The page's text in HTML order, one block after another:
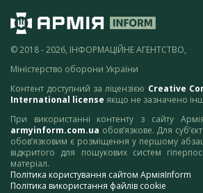
© 2018 - 2026, ІНФОРМАЦІЙНЕ АГЕНТСТВО,
Міністерство оборони України
Контент доступний за ліцензією Creative
International license якщо не зазначено
При використанні контенту з сайту
armyinform.com.ua обов’язкове. Для
обов’язковим є розміщення у першому
відкритого для пошукових систем
матеріал.
Політика користування сайтом АрміяInform
Політика використання файлів cookie